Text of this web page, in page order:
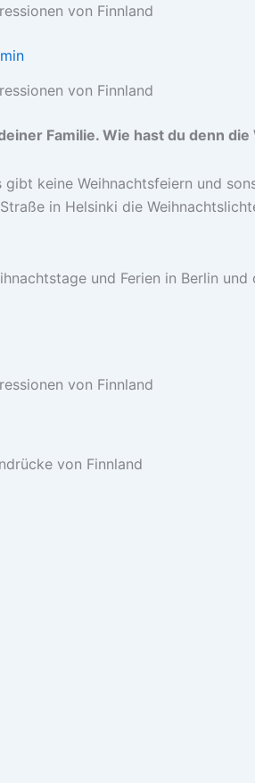
von Finnland
von Finnland
Familie. Wie hast du denn
keine Weihnachtsfeiern und
in Helsinki die
und Ferien in Berlin
von Finnland
von Finnland